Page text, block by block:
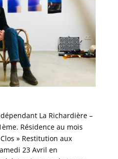
La Richardière –
Résidence au mois
» Restitution aux
23 Avril en